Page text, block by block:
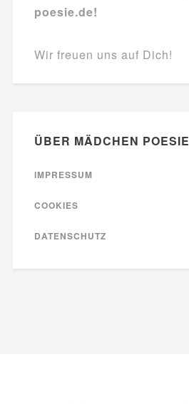
poesie.de!
Wir freuen uns auf Dich!
ÜBER MÄDCHEN POESIE
IMPRESSUM
COOKIES
DATENSCHUTZ